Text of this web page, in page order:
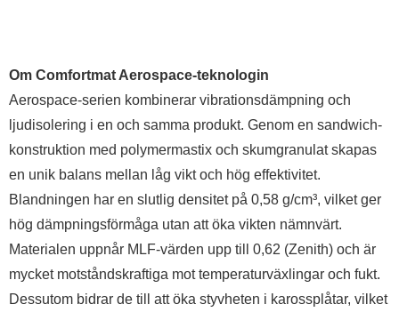
Om Comfortmat Aerospace-teknologin
Aerospace-serien kombinerar vibrationsdämpning och
ljudisolering i en och samma produkt. Genom en sandwich-
konstruktion med polymermastix och skumgranulat skapas
en unik balans mellan låg vikt och hög effektivitet.
Blandningen har en slutlig densitet på 0,58 g/cm³, vilket ger
hög dämpningsförmåga utan att öka vikten nämnvärt.
Materialen uppnår MLF-värden upp till 0,62 (Zenith) och är
mycket motståndskraftiga mot temperaturväxlingar och fukt.
Dessutom bidrar de till att öka styvheten i karossplåtar, vilket